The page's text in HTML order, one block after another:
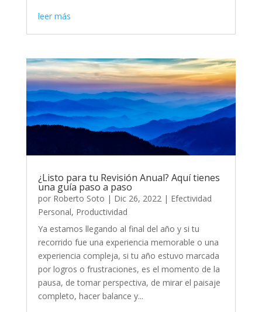
leer más
¿Listo para tu Revisión Anual? Aquí tienes
una guía paso a paso
por Roberto Soto | Dic 26, 2022| Efectividad
Personal, Productividad
Ya estamos llegando al final del año y si tu
recorrido fue una experiencia memorable o una
experiencia compleja, si tu año estuvo marcada
por logros o frustraciones, es el momento de la
pausa, de tomar perspectiva, de mirar el paisaje
completo, hacer balance y...